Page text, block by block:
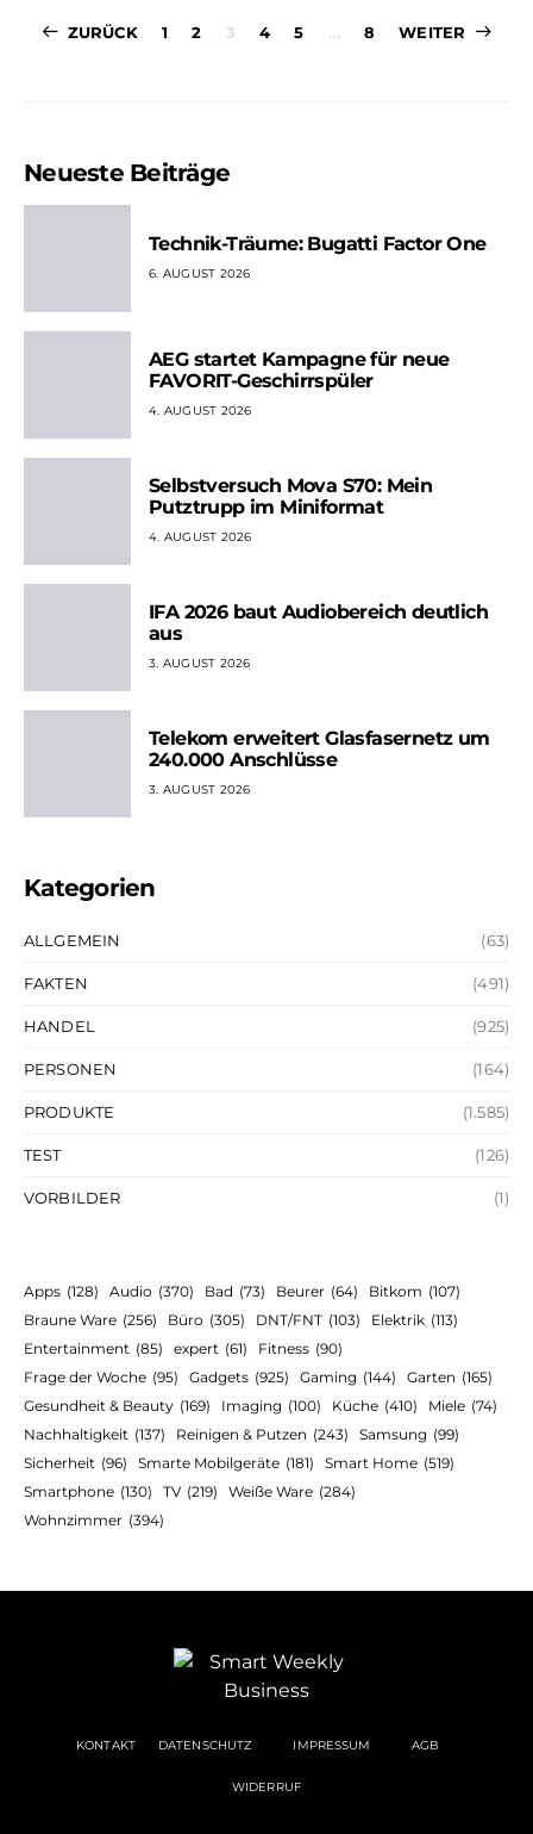
ZURÜCK 1 2 3 4 5 … 8 WEITER
Neueste Beiträge
Technik-Träume: Bugatti Factor One
6. AUGUST 2026
AEG startet Kampagne für neue
FAVORIT-Geschirrspüler
4. AUGUST 2026
Selbstversuch Mova S70: Mein
Putztrupp im Miniformat
4. AUGUST 2026
IFA 2026 baut Audiobereich deutlich
aus
3. AUGUST 2026
Telekom erweitert Glasfasernetz um
240.000 Anschlüsse
3. AUGUST 2026
Kategorien
ALLGEMEIN (63)
FAKTEN (491)
HANDEL (925)
PERSONEN (164)
PRODUKTE (1.585)
TEST (126)
VORBILDER (1)
Apps (128) Audio (370) Bad (73) Beurer (64) Bitkom (107)
Braune Ware (256) Büro (305) DNT/FNT (103) Elektrik (113)
Entertainment (85) expert (61) Fitness (90)
Frage der Woche (95) Gadgets (925) Gaming (144) Garten (165)
Gesundheit & Beauty (169) Imaging (100) Küche (410) Miele (74)
Nachhaltigkeit (137) Reinigen & Putzen (243) Samsung (99)
Sicherheit (96) Smarte Mobilgeräte (181) Smart Home (519)
Smartphone (130) TV (219) Weiße Ware (284)
Wohnzimmer (394)
KONTAKT DATENSCHUTZ IMPRESSUM AGB
WIDERRUF